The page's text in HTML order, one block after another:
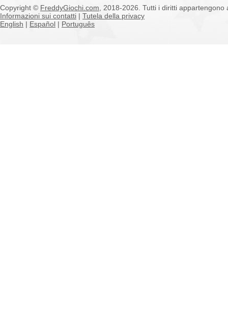
Copyright © FreddyGiochi.com , 2018-2026. Tutti i diritti
Informazioni sui contatti | Tutela della privacy
English | Español | Português